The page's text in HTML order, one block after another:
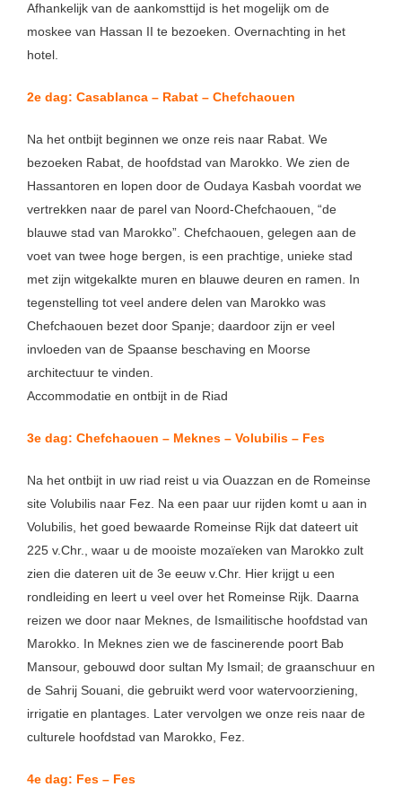
Afhankelijk van de aankomsttijd is het mogelijk om de
moskee van Hassan II te bezoeken. Overnachting in het
hotel.
2e dag: Casablanca – Rabat – Chefchaouen
Na het ontbijt beginnen we onze reis naar Rabat. We
bezoeken Rabat, de hoofdstad van Marokko. We zien de
Hassantoren en lopen door de Oudaya Kasbah voordat we
vertrekken naar de parel van Noord-Chefchaouen, “de
blauwe stad van Marokko”. Chefchaouen, gelegen aan de
voet van twee hoge bergen, is een prachtige, unieke stad
met zijn witgekalkte muren en blauwe deuren en ramen. In
tegenstelling tot veel andere delen van Marokko was
Chefchaouen bezet door Spanje; daardoor zijn er veel
invloeden van de Spaanse beschaving en Moorse
architectuur te vinden.
Accommodatie en ontbijt in de Riad
3e dag: Chefchaouen – Meknes – Volubilis – Fes
Na het ontbijt in uw riad reist u via Ouazzan en de Romeinse
site Volubilis naar Fez. Na een paar uur rijden komt u aan in
Volubilis, het goed bewaarde Romeinse Rijk dat dateert uit
225 v.Chr., waar u de mooiste mozaïeken van Marokko zult
zien die dateren uit de 3e eeuw v.Chr. Hier krijgt u een
rondleiding en leert u veel over het Romeinse Rijk. Daarna
reizen we door naar Meknes, de Ismailitische hoofdstad van
Marokko. In Meknes zien we de fascinerende poort Bab
Mansour, gebouwd door sultan My Ismail; de graanschuur en
de Sahrij Souani, die gebruikt werd voor watervoorziening,
irrigatie en plantages. Later vervolgen we onze reis naar de
culturele hoofdstad van Marokko, Fez.
4e dag: Fes – Fes